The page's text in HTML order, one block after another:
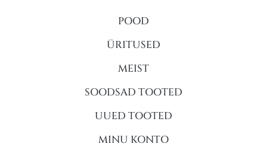
POOD
ÜRITUSED
MEIST
SOODSAD TOOTED
UUED TOOTED
MINU KONTO